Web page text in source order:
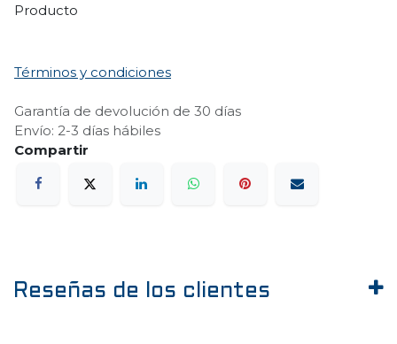
Producto
Términos y condiciones
Garantía de devolución de 30 días
Envío: 2-3 días hábiles
Reseñas de los clientes